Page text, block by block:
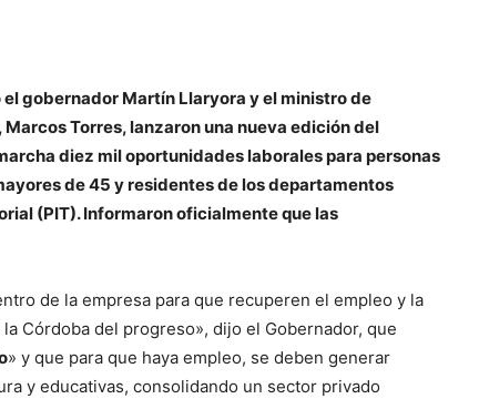
gobernador Martín Llaryora y el ministro de
Torres, lanzaron una nueva edición del
diez mil oportunidades laborales para personas
de 45 y residentes de los departamentos
(PIT). Informaron oficialmente que las
de la empresa para que recuperen el empleo y la
Córdoba del progreso», dijo el Gobernador, que
» y que para que haya empleo, se deben generar
y educativas, consolidando un sector privado